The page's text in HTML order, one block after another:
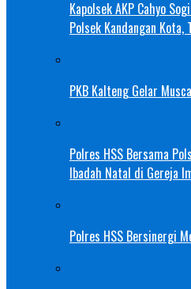
Kapolsek AKP Cahyo
Polsek Kandangan Kota,
PKB Kalteng Gelar
Polres HSS Bersama
Ibadah Natal di Gereja
Polres HSS Bersinergi